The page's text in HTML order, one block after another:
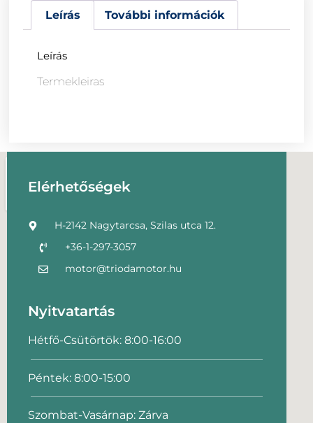
Leírás További információk
Leírás
Termekleiras
Elérhetőségek
H-2142 Nagytarcsa, Szilas utca 12.
+36-1-297-3057
motor@triodamotor.hu
Nyitvatartás
Hétfő-Csütörtök: 8:00-16:00
Péntek: 8:00-15:00
Szombat-Vasárnap: Zárva